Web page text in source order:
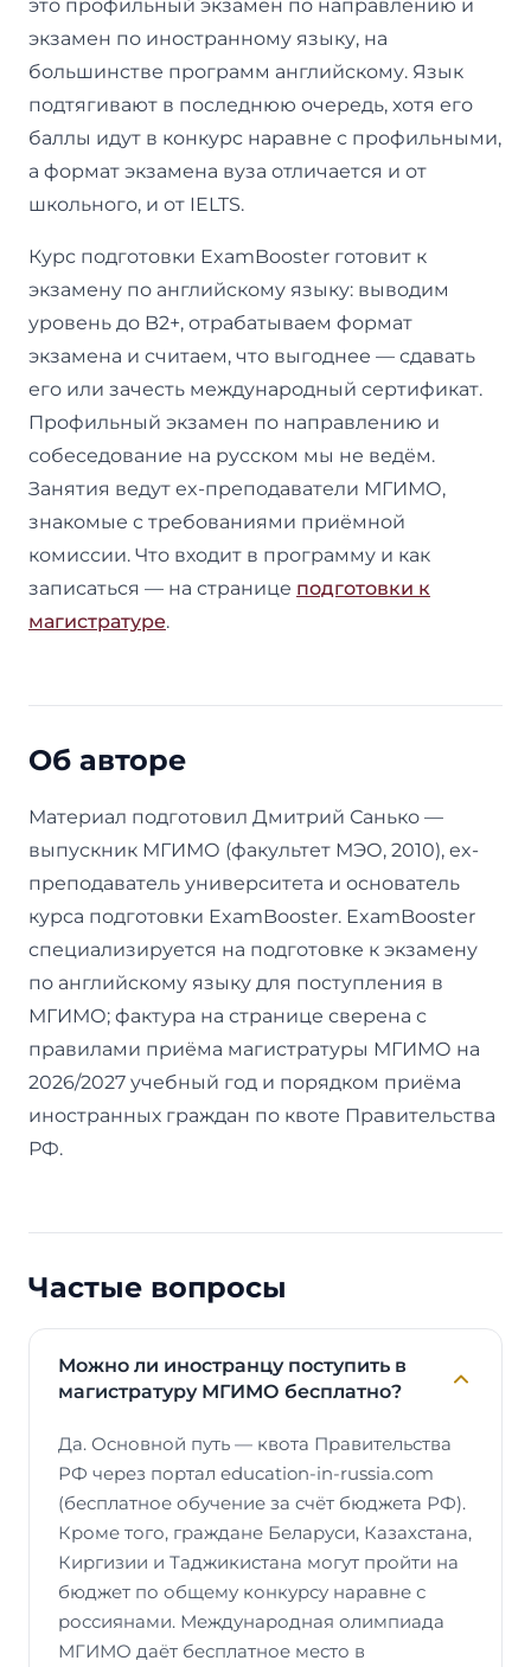
это профильный экзамен по направлению и
экзамен по иностранному языку, на
большинстве программ английскому. Язык
подтягивают в последнюю очередь, хотя его
баллы идут в конкурс наравне с профильными,
а формат экзамена вуза отличается и от
школьного, и от IELTS.
Курс подготовки ExamBooster готовит к
экзамену по английскому языку: выводим
уровень до B2+, отрабатываем формат
экзамена и считаем, что выгоднее — сдавать
его или зачесть международный сертификат.
Профильный экзамен по направлению и
собеседование на русском мы не ведём.
Занятия ведут ex-преподаватели МГИМО,
знакомые с требованиями приёмной
комиссии. Что входит в программу и как
записаться — на странице подготовки к
магистратуре.
Об авторе
Материал подготовил Дмитрий Санько —
выпускник МГИМО (факультет МЭО, 2010), ex-
преподаватель университета и основатель
курса подготовки ExamBooster. ExamBooster
специализируется на подготовке к экзамену
по английскому языку для поступления в
МГИМО; фактура на странице сверена с
правилами приёма магистратуры МГИМО на
2026/2027 учебный год и порядком приёма
иностранных граждан по квоте Правительства
РФ.
Частые вопросы
Можно ли иностранцу поступить в
магистратуру МГИМО бесплатно?
Да. Основной путь — квота Правительства
РФ через портал education-in-russia.com
(бесплатное обучение за счёт бюджета РФ).
Кроме того, граждане Беларуси, Казахстана,
Киргизии и Таджикистана могут пройти на
бюджет по общему конкурсу наравне с
россиянами. Международная олимпиада
МГИМО даёт бесплатное место в